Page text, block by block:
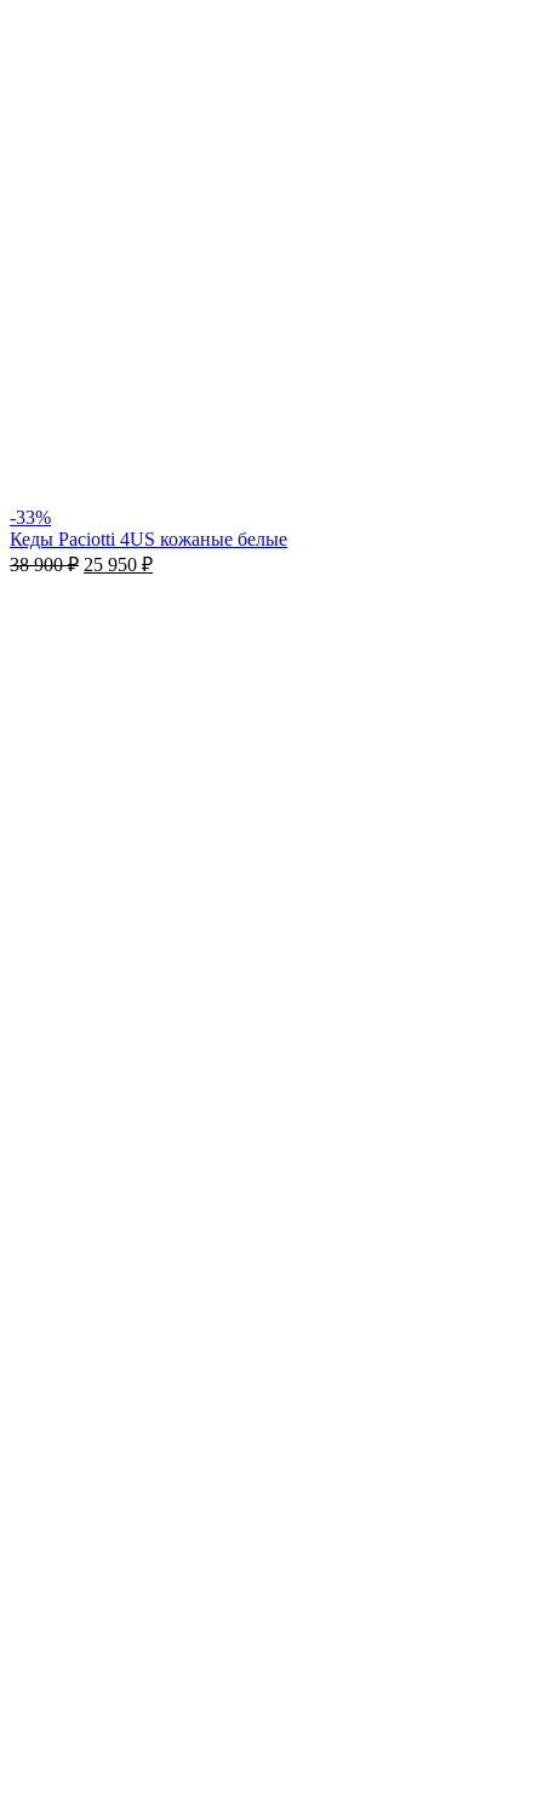
-33%
Кеды Paciotti 4US кожаные белые
38 900₽ 25 950 ₽